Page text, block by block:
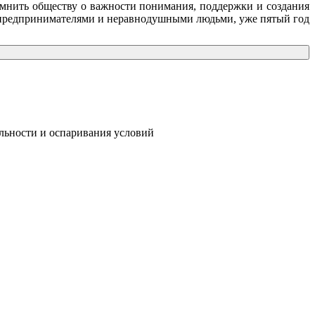
обществу о важности понимания, поддержки и создания
и неравнодушными людьми, уже пятый год
и оспаривания условий